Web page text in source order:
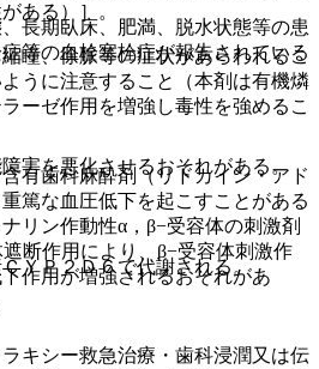
ある）］。
瞳、徐脈等の症状があらわれるこ
うに注意すること（本剤は有機燐
ーゼ作用を増強し毒性を強めるこ
有歯科麻酔剤（リドカイン・アド
篤な血圧低下を起こすことがある
リン作動性α，β−受容体の刺激剤
断作用により、β−受容体刺激作
作用が増強されるおそれがあ
長期臥床、肥満、脱水状態等の患
等の血栓塞栓症が報告されている
害を悪化させるおそれがある。
ＹＰ２Ｄ６で代謝される。
キシー救急治療・歯科浸潤又は伝